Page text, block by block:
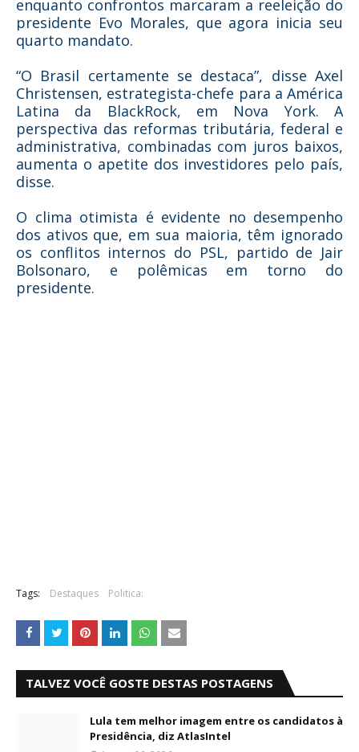
enquanto confrontos marcaram a reeleição do
presidente Evo Morales, que agora inicia seu
quarto mandato.
“O Brasil certamente se destaca”, disse Axel
Christensen, estrategista-chefe para a América
Latina da BlackRock, em Nova York. A
perspectiva das reformas tributária, federal e
administrativa, combinadas com juros baixos,
aumenta o apetite dos investidores pelo país,
disse.
O clima otimista é evidente no desempenho
dos ativos que, em sua maioria, têm ignorado
os conflitos internos do PSL, partido de Jair
Bolsonaro, e polêmicas em torno do
presidente.
Tags: Destaques Politica:
TALVEZ VOCÊ GOSTE DESTAS POSTAGENS
Lula tem melhor imagem entre os candidatos à
Presidência, diz AtlasIntel